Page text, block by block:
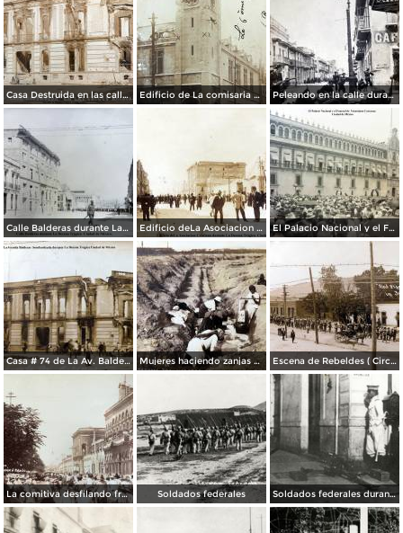
Casa Destruida en las calles de Balderas y Victoria Durante la Decena Trágica (1913) Edificio de La comisaria bombardeado durante La Decena Tragica Ciudad de México Feb-1913. Peleando en la calle durante la captura de Veracruz ( Fechada el 21 y 22 de Abril de 1914 ).
Calle Balderas durante La Decena Trágica Ciudad de México. Edificio deLa Asociacion Cristiana durante La Decena Trágica Ciudad de México. El Palacio Nacional y el Funeral de Venustiano Carranza Ciudad de México.
Casa # 74 de La Av. Balderas bombardeada durante La Decena Trágica Ciudad de México ( Circulada el 20 de Mayo de 1914 ). Mujeres haciendo zanjas de defensa ( Circulada en 1915 ). Escena de Rebeldes ( Circulada el 8 de Diciembre de 1913 ).
La comitiva desfilando frente a palacio Culiacán, Sinaloa. Soldados federales Soldados federales durante la Decena Trágica (1913)